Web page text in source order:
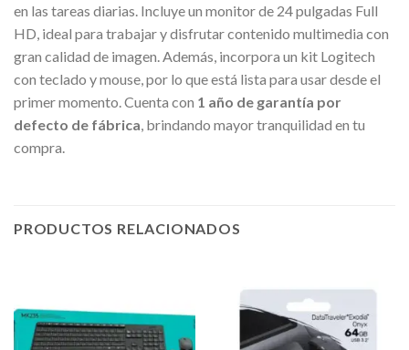
en las tareas diarias. Incluye un monitor de 24 pulgadas Full
HD, ideal para trabajar y disfrutar contenido multimedia con
gran calidad de imagen. Además, incorpora un kit Logitech
con teclado y mouse, por lo que está lista para usar desde el
primer momento. Cuenta con 1 año de garantía por
defecto de fábrica, brindando mayor tranquilidad en tu
compra.
PRODUCTOS RELACIONADOS